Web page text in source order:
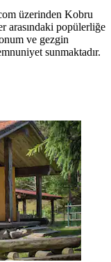
üzerinden Kobru
arasındaki popülerliğe
ve gezgin
sunmaktadır.